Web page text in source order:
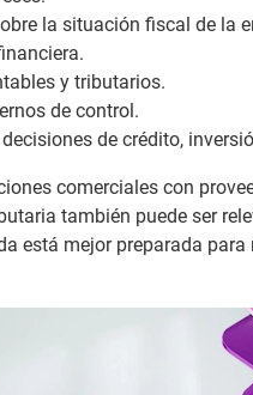
la situación fiscal de la
y tributarios.
de control.
de crédito,
comerciales con
también puede ser
está mejor preparada